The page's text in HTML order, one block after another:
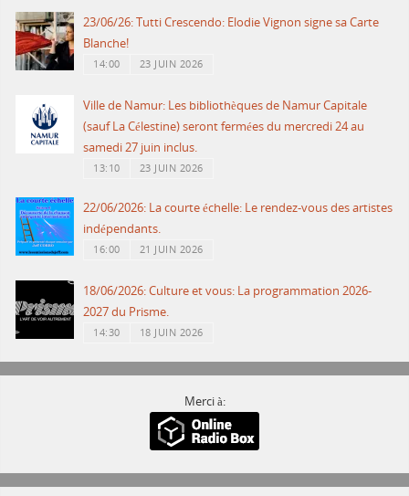
23/06/26: Tutti Crescendo: Elodie Vignon signe sa Carte
Blanche!
14:00 23 JUIN 2026
Ville de Namur: Les bibliothèques de Namur Capitale
(sauf La Célestine) seront fermées du mercredi 24 au
samedi 27 juin inclus.
13:10 23 JUIN 2026
22/06/2026: La courte échelle: Le rendez-vous des artistes
indépendants.
16:00 21 JUIN 2026
18/06/2026: Culture et vous: La programmation 2026-
2027 du Prisme.
14:30 18 JUIN 2026
Merci à: